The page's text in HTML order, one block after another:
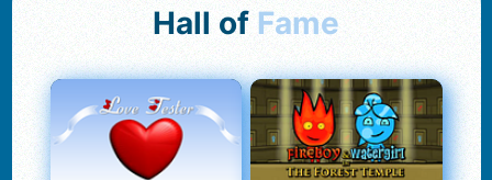
Hall of Fame